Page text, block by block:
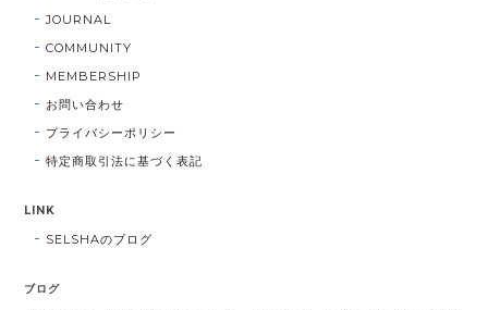
JOURNAL
COMMUNITY
MEMBERSHIP
お問い合わせ
プライバシーポリシー
特定商取引法に基づく表記
LINK
SELSHAのブログ
ブログ